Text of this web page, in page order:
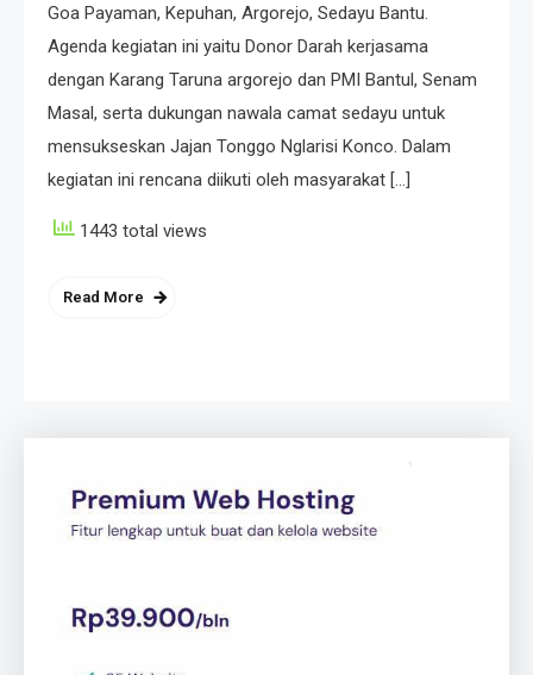
Goa Payaman, Kepuhan, Argorejo, Sedayu Bantu.
Agenda kegiatan ini yaitu Donor Darah kerjasama
dengan Karang Taruna argorejo dan PMI Bantul, Senam
Masal, serta dukungan nawala camat sedayu untuk
mensukseskan Jajan Tonggo Nglarisi Konco. Dalam
kegiatan ini rencana diikuti oleh masyarakat […]
1443 total views
Read More